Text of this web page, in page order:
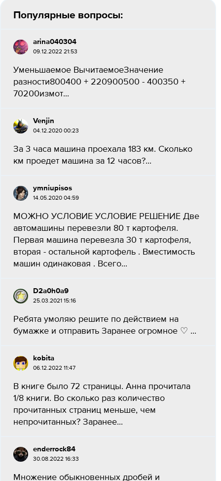
Популярные вопросы:
arina040304
09.12.2022 21:53
Уменьшаемое ВычитаемоеЗначение
разности800400 + 220900500 - 400350 +
70200измот​...
Venjin
04.12.2020 00:23
За 3 часа машина проехала 183 км. Сколько
км проедет машина за 12 часов?​...
ymniupisos
14.05.2020 04:59
МОЖНО УСЛОВИЕ УСЛОВИЕ РЕШЕНИЕ Две
автомашины перевезли 80 т картофеля.
Первая машина перевезла 30 т картофеля,
вторая - остальной картофель . Вместимость
машин одинаковая . Всего...
D2a0h0a9
25.03.2021 15:16
Ребята умоляю решите по действием на
бумажке и отправить Заранее огромное ♡​ ​...
kobita
06.12.2022 11:47
В книге было 72 страницы. Анна прочитала
1/8 книги. Во сколько раз количество
прочитанных страниц меньше, чем
непрочитанных? Заранее...
enderrock84
30.08.2022 16:33
Множение обыкновенных дробей и